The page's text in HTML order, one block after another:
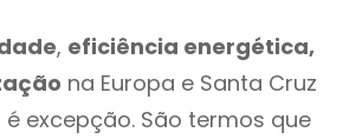
, eficiência energética,
na Europa e Santa Cruz
é excepção. São termos que